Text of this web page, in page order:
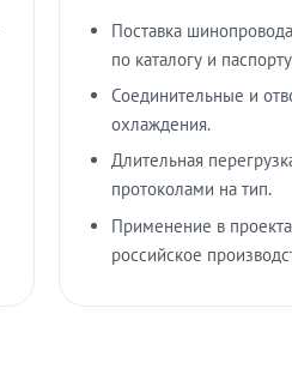
Поставка
по каталогу и
Соединительные и
охлаждения.
Длительная
протоколами на тип.
Применение в
российское